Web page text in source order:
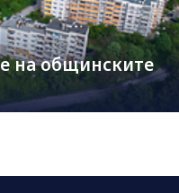
на общинските